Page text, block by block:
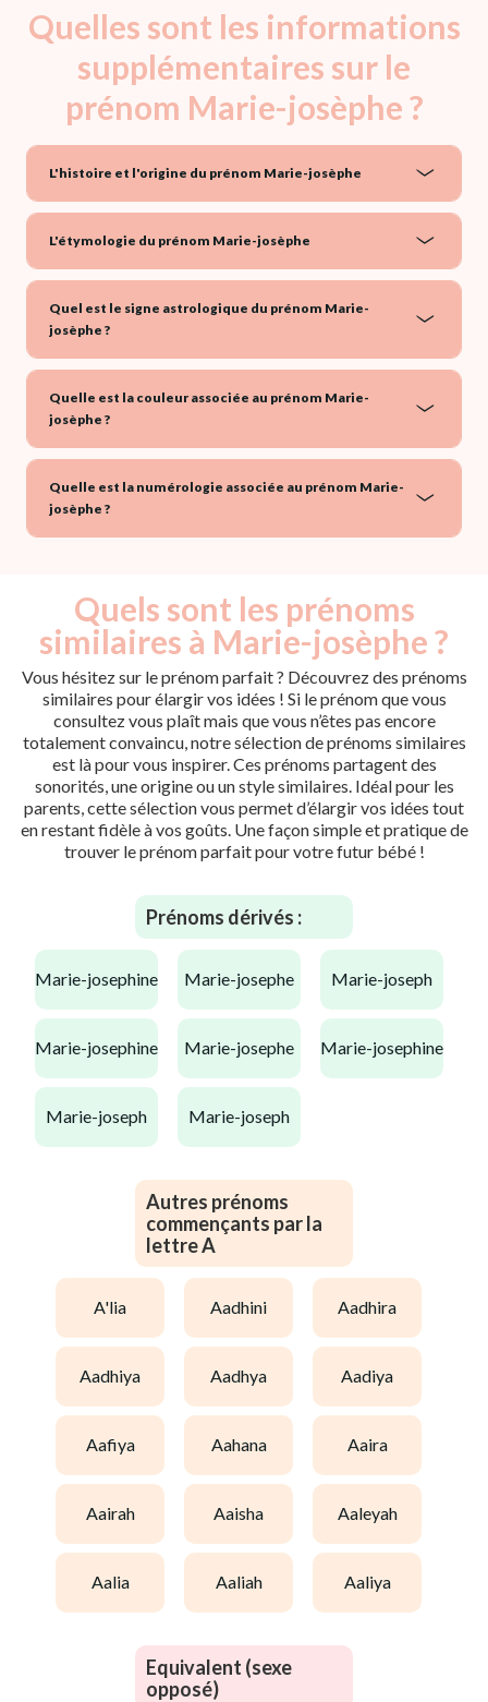
Quelles sont les informations
supplémentaires sur le
prénom Marie-josèphe ?
L'histoire et l'origine du prénom Marie-josèphe
L'étymologie du prénom Marie-josèphe
Quel est le signe astrologique du prénom Marie-
josèphe ?
Quelle est la couleur associée au prénom Marie-
josèphe ?
Quelle est la numérologie associée au prénom Marie-
josèphe ?
Quels sont les prénoms
similaires à Marie-josèphe ?
Vous hésitez sur le prénom parfait ? Découvrez des prénoms
similaires pour élargir vos idées ! Si le prénom que vous
consultez vous plaît mais que vous n’êtes pas encore
totalement convaincu, notre sélection de prénoms similaires
est là pour vous inspirer. Ces prénoms partagent des
sonorités, une origine ou un style similaires. Idéal pour les
parents, cette sélection vous permet d’élargir vos idées tout
en restant fidèle à vos goûts. Une façon simple et pratique de
trouver le prénom parfait pour votre futur bébé !
Prénoms dérivés :
marie-josephine marie-josephe marie-joseph
marie-josephine marie-josephe marie-josephine
marie-joseph marie-joseph
Autres prénoms
commençants par la
lettre A
a'lia aadhini aadhira
aadhiya aadhya aadiya
aafiya aahana aaira
aairah aaisha aaleyah
aalia aaliah aaliya
Equivalent (sexe
opposé)